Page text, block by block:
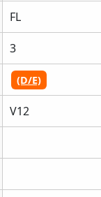
FL
3
(D/E)
V12